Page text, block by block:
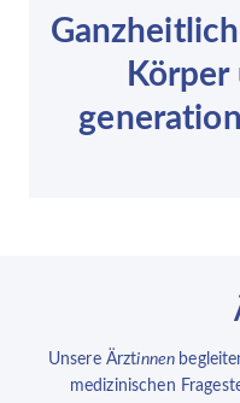
Körper
Unsere Ärztinnen
medizinischen